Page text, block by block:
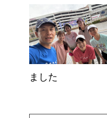
ました